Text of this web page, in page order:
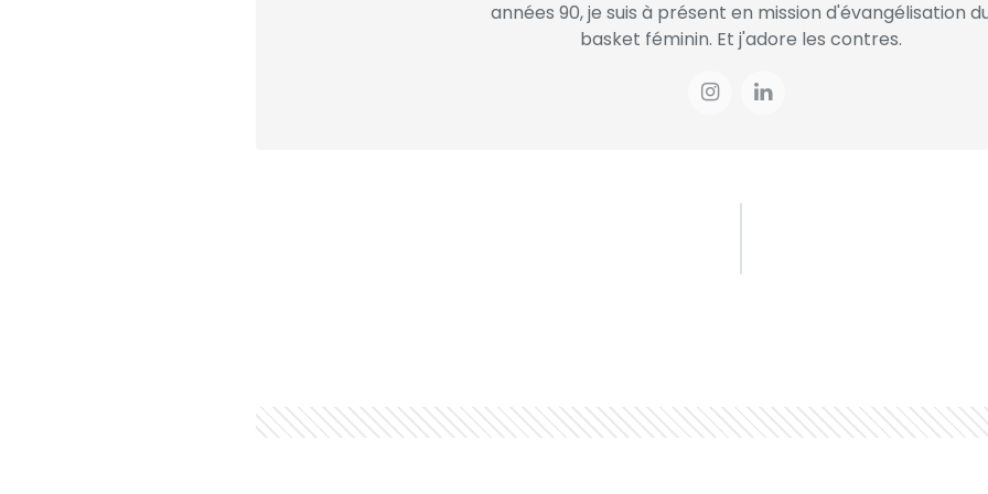
années 90, je suis à présent en mission d'évangélisation
basket féminin. Et j'adore les contres.